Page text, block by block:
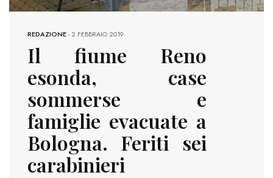
REDAZIONE-2 FEBBRAIO 2019
Il fiume Reno
esonda, case
sommerse e
famiglie evacuate a
Bologna. Feriti sei
carabinieri